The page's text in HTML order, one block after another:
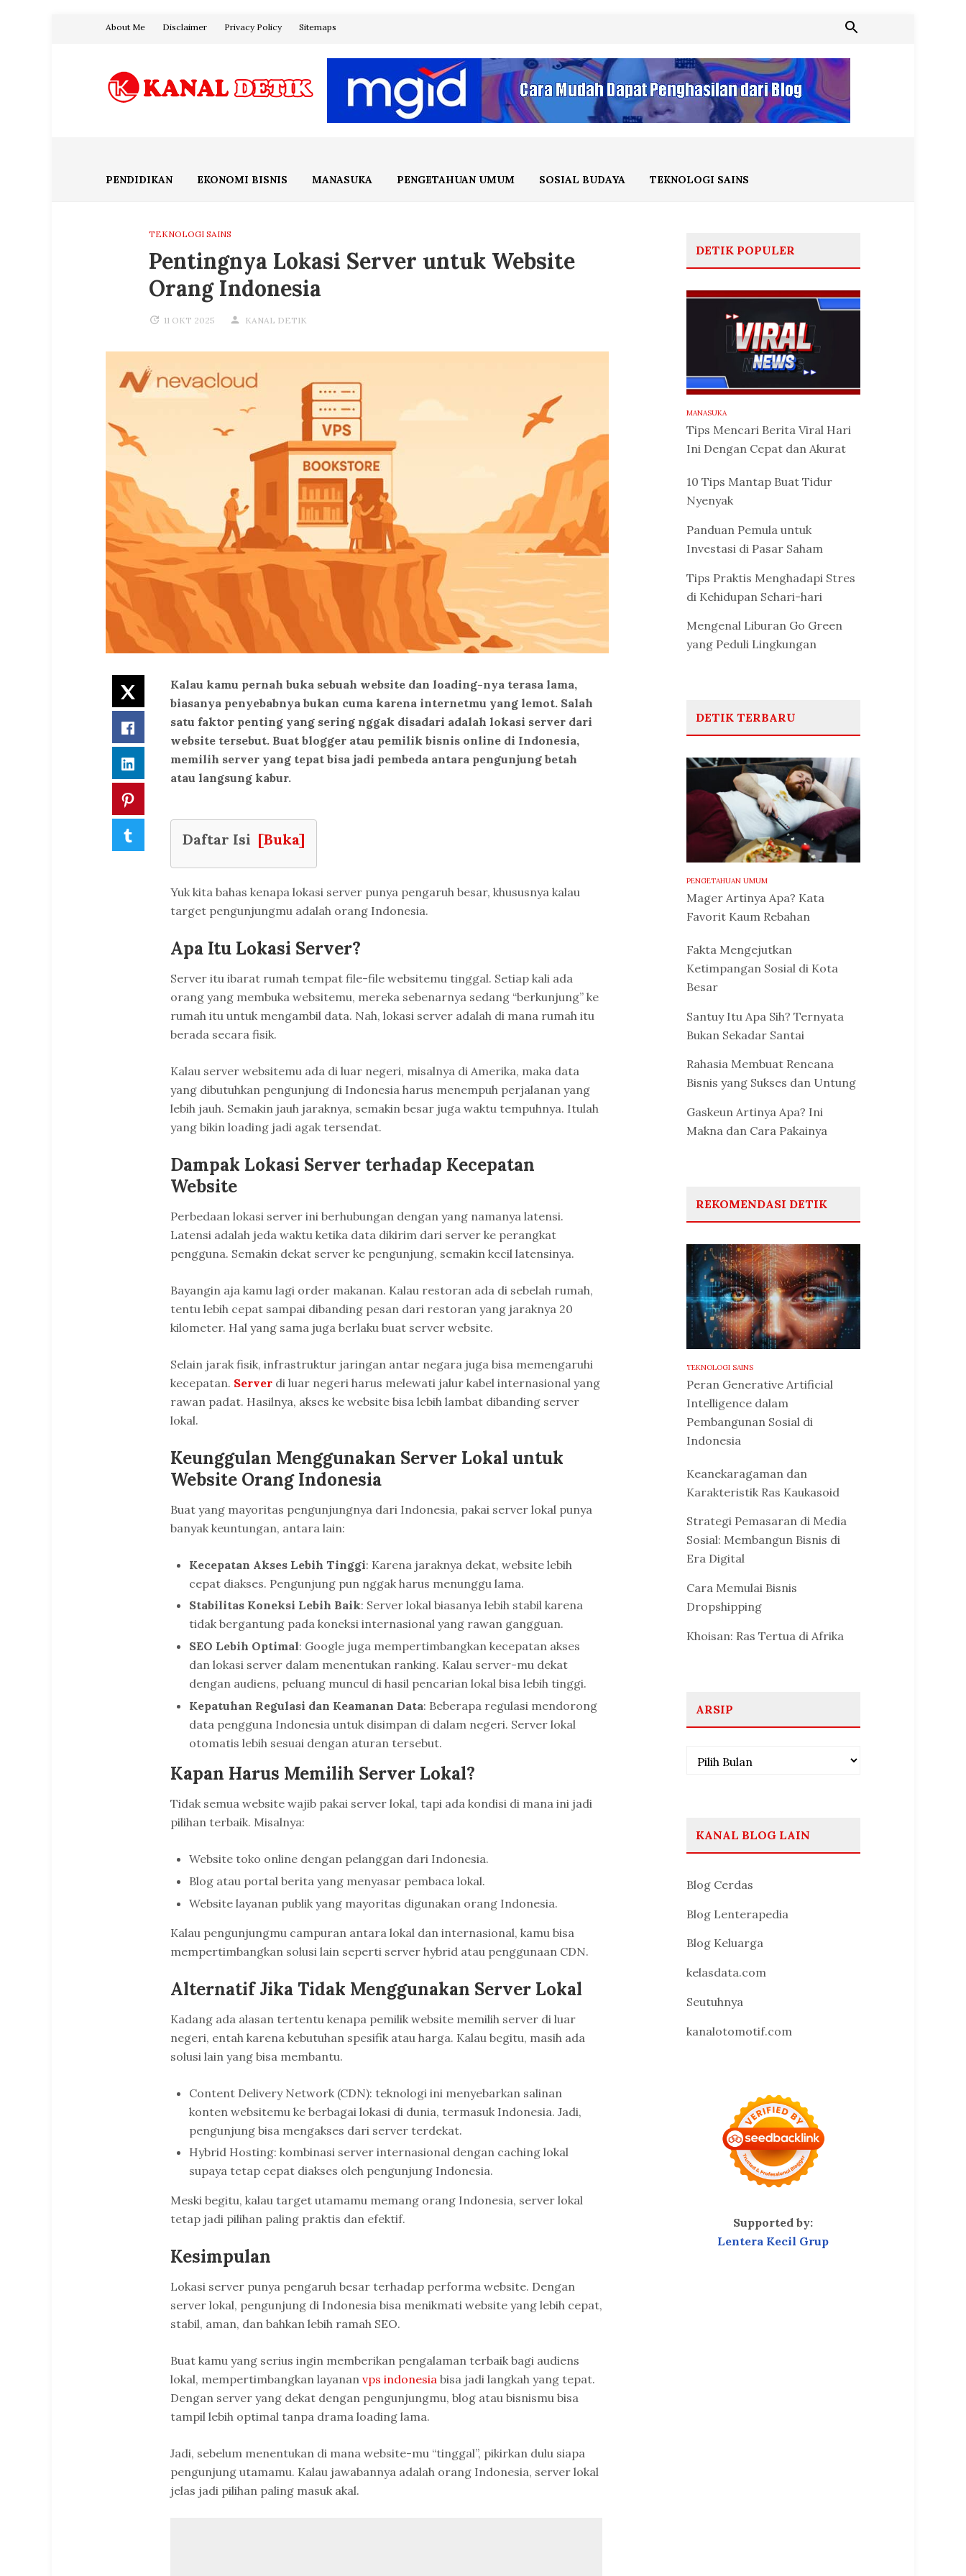
About Me Disclaimer Privacy Policy Sitemaps
PENDIDIKAN EKONOMI BISNIS MANASUKA PENGETAHUAN UMUM SOSIAL BUDAYA TEKNOLOGI SAINS
TEKNOLOGI SAINS
Pentingnya Lokasi Server untuk Website
Orang Indonesia
11 OKT 2025 KANAL DETIK
Twitter
Facebook
LinkedIn
Kalau kamu pernah buka sebuah website dan loading-nya terasa lama,
biasanya penyebabnya bukan cuma karena internetmu yang lemot. Salah
satu faktor penting yang sering nggak disadari adalah lokasi server dari
website tersebut. Buat blogger atau pemilik bisnis online di Indonesia,
memilih server yang tepat bisa jadi pembeda antara pengunjung betah
atau langsung kabur.
Daftar Isi [Buka]
Yuk kita bahas kenapa lokasi server punya pengaruh besar, khususnya kalau
target pengunjungmu adalah orang Indonesia.
Apa Itu Lokasi Server?
Server itu ibarat rumah tempat file-file websitemu tinggal. Setiap kali ada
orang yang membuka websitemu, mereka sebenarnya sedang “berkunjung” ke
rumah itu untuk mengambil data. Nah, lokasi server adalah di mana rumah itu
berada secara fisik.
Kalau server websitemu ada di luar negeri, misalnya di Amerika, maka data
yang dibutuhkan pengunjung di Indonesia harus menempuh perjalanan yang
lebih jauh. Semakin jauh jaraknya, semakin besar juga waktu tempuhnya. Itulah
yang bikin loading jadi agak tersendat.
Dampak Lokasi Server terhadap Kecepatan
Website
Perbedaan lokasi server ini berhubungan dengan yang namanya latensi.
Latensi adalah jeda waktu ketika data dikirim dari server ke perangkat
pengguna. Semakin dekat server ke pengunjung, semakin kecil latensinya.
Bayangin aja kamu lagi order makanan. Kalau restoran ada di sebelah rumah,
tentu lebih cepat sampai dibanding pesan dari restoran yang jaraknya 20
kilometer. Hal yang sama juga berlaku buat server website.
Selain jarak fisik, infrastruktur jaringan antar negara juga bisa memengaruhi
kecepatan. Serverdi luar negeri harus melewati jalur kabel internasional yang
rawan padat. Hasilnya, akses ke website bisa lebih lambat dibanding server
lokal.
Keunggulan Menggunakan Server Lokal untuk
Website Orang Indonesia
Buat yang mayoritas pengunjungnya dari Indonesia, pakai server lokal punya
banyak keuntungan, antara lain:
Kecepatan Akses Lebih Tinggi: Karena jaraknya dekat, website lebih
cepat diakses. Pengunjung pun nggak harus menunggu lama.
Stabilitas Koneksi Lebih Baik: Server lokal biasanya lebih stabil karena
tidak bergantung pada koneksi internasional yang rawan gangguan.
SEO Lebih Optimal: Google juga mempertimbangkan kecepatan akses
dan lokasi server dalam menentukan ranking. Kalau server-mu dekat
dengan audiens, peluang muncul di hasil pencarian lokal bisa lebih tinggi.
Kepatuhan Regulasi dan Keamanan Data: Beberapa regulasi mendorong
data pengguna Indonesia untuk disimpan di dalam negeri. Server lokal
otomatis lebih sesuai dengan aturan tersebut.
Kapan Harus Memilih Server Lokal?
Tidak semua website wajib pakai server lokal, tapi ada kondisi di mana ini jadi
pilihan terbaik. Misalnya:
Website toko online dengan pelanggan dari Indonesia.
Blog atau portal berita yang menyasar pembaca lokal.
Website layanan publik yang mayoritas digunakan orang Indonesia.
Kalau pengunjungmu campuran antara lokal dan internasional, kamu bisa
mempertimbangkan solusi lain seperti server hybrid atau penggunaan CDN.
Alternatif Jika Tidak Menggunakan Server Lokal
Kadang ada alasan tertentu kenapa pemilik website memilih server di luar
negeri, entah karena kebutuhan spesifik atau harga. Kalau begitu, masih ada
solusi lain yang bisa membantu.
Content Delivery Network (CDN): teknologi ini menyebarkan salinan
konten websitemu ke berbagai lokasi di dunia, termasuk Indonesia. Jadi,
pengunjung bisa mengakses dari server terdekat.
Hybrid Hosting: kombinasi server internasional dengan caching lokal
supaya tetap cepat diakses oleh pengunjung Indonesia.
Meski begitu, kalau target utamamu memang orang Indonesia, server lokal
tetap jadi pilihan paling praktis dan efektif.
Kesimpulan
Lokasi server punya pengaruh besar terhadap performa website. Dengan
server lokal, pengunjung di Indonesia bisa menikmati website yang lebih cepat,
stabil, aman, dan bahkan lebih ramah SEO.
Buat kamu yang serius ingin memberikan pengalaman terbaik bagi audiens
lokal, mempertimbangkan layananvps indonesiabisa jadi langkah yang tepat.
Dengan server yang dekat dengan pengunjungmu, blog atau bisnismu bisa
tampil lebih optimal tanpa drama loading lama.
Jadi, sebelum menentukan di mana website-mu “tinggal”, pikirkan dulu siapa
pengunjung utamamu. Kalau jawabannya adalah orang Indonesia, server lokal
jelas jadi pilihan paling masuk akal.
DETIK POPULER
MANASUKA
Tips Mencari Berita Viral Hari
Ini Dengan Cepat dan Akurat
10 Tips Mantap Buat Tidur
Nyenyak
Panduan Pemula untuk
Investasi di Pasar Saham
Tips Praktis Menghadapi Stres
di Kehidupan Sehari-hari
Mengenal Liburan Go Green
yang Peduli Lingkungan
DETIK TERBARU
PENGETAHUAN UMUM
Mager Artinya Apa? Kata
Favorit Kaum Rebahan
Fakta Mengejutkan
Ketimpangan Sosial di Kota
Besar
Santuy Itu Apa Sih? Ternyata
Bukan Sekadar Santai
Rahasia Membuat Rencana
Bisnis yang Sukses dan Untung
Gaskeun Artinya Apa? Ini
Makna dan Cara Pakainya
REKOMENDASI DETIK
TEKNOLOGI SAINS
Peran Generative Artificial
Intelligence dalam
Pembangunan Sosial di
Indonesia
Keanekaragaman dan
Karakteristik Ras Kaukasoid
Strategi Pemasaran di Media
Sosial: Membangun Bisnis di
Era Digital
Cara Memulai Bisnis
Dropshipping
Khoisan: Ras Tertua di Afrika
ARSIP
Arsip
KANAL BLOG LAIN
Blog Cerdas
Blog Lenterapedia
Blog Keluarga
kelasdata.com
Seutuhnya
kanalotomotif.com
Supported by:
Lentera Kecil Grup